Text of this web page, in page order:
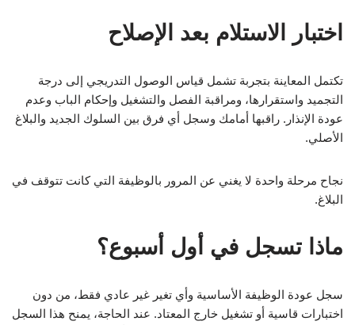
اختبار الاستلام بعد الإصلاح
تكتمل المعاينة بتجربة تشمل قياس الوصول التدريجي إلى درجة
التجميد واستقرارها، ومراقبة الفصل والتشغيل وإحكام الباب وعدم
عودة الإنذار. راقبها أمامك وسجل أي فرق بين السلوك الجديد والبلاغ
الأصلي.
نجاح مرحلة واحدة لا يغني عن المرور بالوظيفة التي كانت تتوقف في
البلاغ.
ماذا تسجل في أول أسبوع؟
سجل عودة الوظيفة الأساسية وأي تغير غير عادي فقط، من دون
اختبارات قاسية أو تشغيل خارج المعتاد. عند الحاجة، يمنح هذا السجل